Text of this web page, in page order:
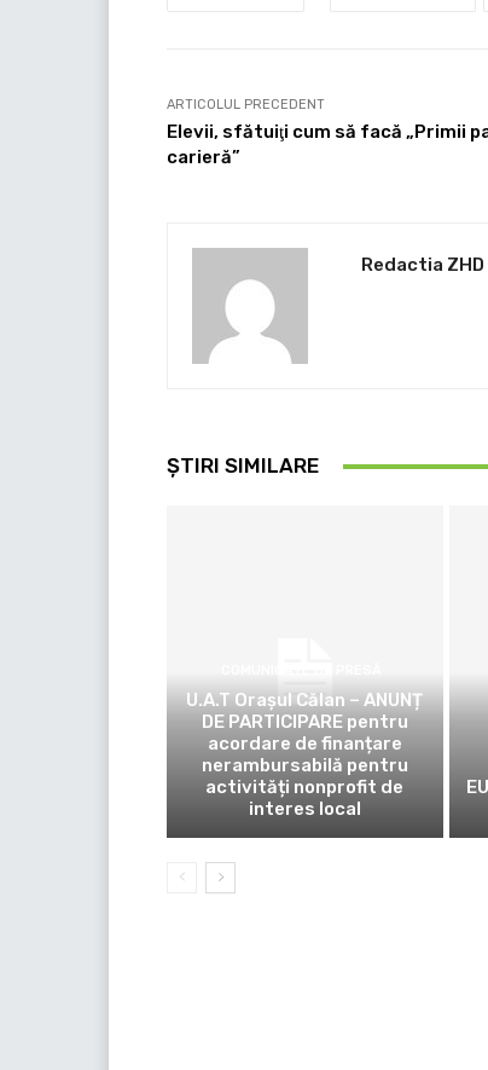
ARTICOLUL PRECEDENT
Elevii, sfătuiţi cum să facă „Primii
carieră”
Redactia ZHD
ȘTIRI SIMILARE
U.A.T Orașul Călan – ANUNȚ
DE PARTICIPARE pentru
acordare de finanțare
nerambursabilă pentru
activități nonprofit de
interes local